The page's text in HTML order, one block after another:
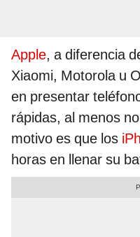
Apple, a diferencia
Xiaomi, Motorola u
en presentar
rápidas, al menos
motivo es que los
horas en llenar su